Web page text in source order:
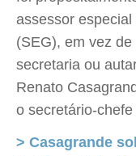
assessor
(SEG), em vez
secretaria ou
Renato
o secretário-
> Casagrande